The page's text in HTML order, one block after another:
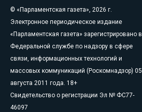
© «Парламентская газета», 2026 г.
Электронное периодическое издание
«Парламентская газета» зарегистрировано в
Федеральной службе по надзору в сфере
связи, информационных технологий и
массовых коммуникаций (Роскомнадзор) 05
августа 2011 года. 18+
Свидетельство о регистрации Эл № ФС77-
46097